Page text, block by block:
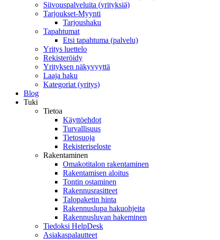
Siivouspalveluita (yrityksiä)
Tarjoukset-Myynti
Tarjoushaku
Tapahtumat
Etsi tapahtuma (palvelu)
Yritys luettelo
Rekisteröidy
Yrityksen näkyvyyttä
Laaja haku
Kategoriat (yritys)
Blog
Tuki
Tietoa
Käyttöehdot
Turvallisuus
Tietosuoja
Rekisteriseloste
Rakentaminen
Omakotitalon rakentaminen
Rakentamisen aloitus
Tontin ostaminen
Rakennusrasitteet
Talopaketin hinta
Rakennuslupa hakuohjeita
Rakennusluvan hakeminen
Tiedoksi HelpDesk
Asiakaspalautteet